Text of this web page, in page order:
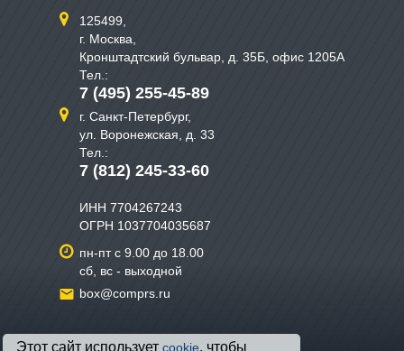
125499,
г. Москва,
Кронштадтский бульвар, д. 35Б, офис 1205А
Тел.:
7 (495) 255-45-89
г. Санкт-Петербург,
ул. Воронежская, д. 33
Тел.:
7 (812) 245-33-60
ИНН 7704267243
ОГРН 1037704035687
пн-пт с 9.00 до 18.00
сб, вс - выходной
box@comprs.ru
Этот сайт использует cookie, чтобы